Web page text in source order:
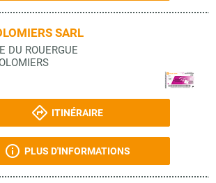
SARL
DU ROUERGUE
ITINÉRAIRE
PLUS D'INFORMATIONS